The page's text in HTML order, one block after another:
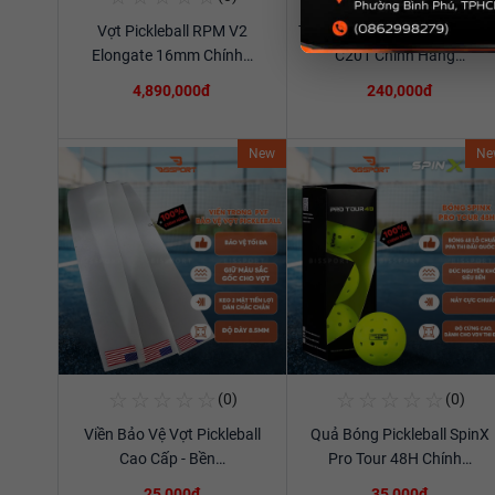
Vợt Pickleball RPM V2
Elongate 16mm Chính…
4,890,000đ
Túi Thể Thao Cầu Lông Ywyat
C201 Chính Hãng…
240,000đ
New
Xem chi tiết
(0)
Viền Bảo Vệ Vợt Pickleball
Cao Cấp - Bền…
Xem chi tiết
(0)
Quả Bóng Pickleball SpinX
Pro Tour 48H Chính…